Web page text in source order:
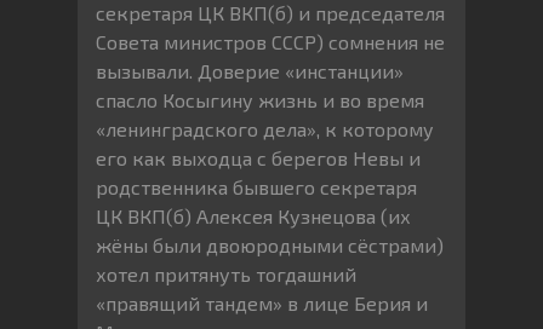
секретаря ЦК ВКП(б) и председателя
Совета министров СССР) сомнения не
вызывали. Доверие «инстанции»
спасло Косыгину жизнь и во время
«ленинградского дела», к которому
его как выходца с берегов Невы и
родственника бывшего секретаря
ЦК ВКП(б) Алексея Кузнецова (их
жёны были двоюродными сёстрами)
хотел притянуть тогдашний
«правящий тандем» в лице Берия и